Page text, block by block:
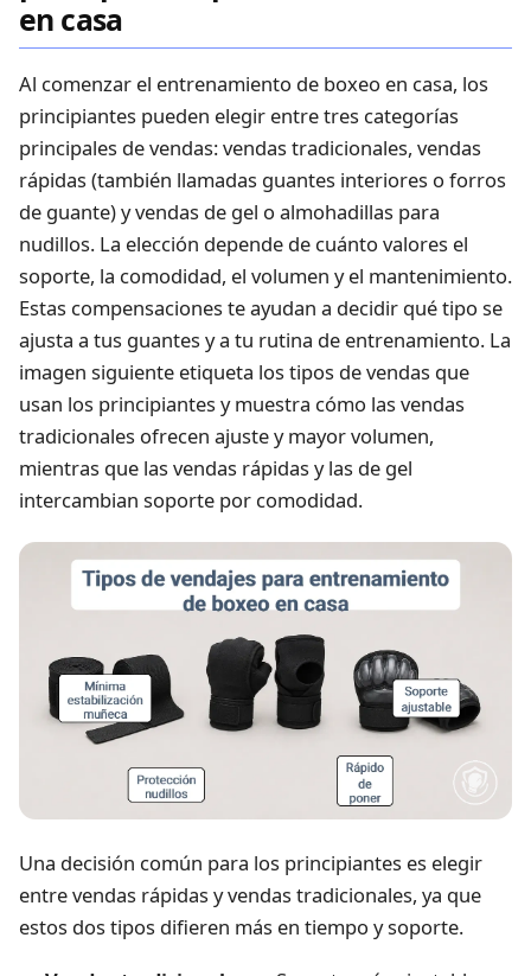
en casa
Al comenzar el entrenamiento de boxeo en casa, los
principiantes pueden elegir entre tres categorías
principales de vendas: vendas tradicionales, vendas
rápidas (también llamadas guantes interiores o forros
de guante) y vendas de gel o almohadillas para
nudillos. La elección depende de cuánto valores el
soporte, la comodidad, el volumen y el mantenimiento.
Estas compensaciones te ayudan a decidir qué tipo se
ajusta a tus guantes y a tu rutina de entrenamiento. La
imagen siguiente etiqueta los tipos de vendas que
usan los principiantes y muestra cómo las vendas
tradicionales ofrecen ajuste y mayor volumen,
mientras que las vendas rápidas y las de gel
intercambian soporte por comodidad.
Una decisión común para los principiantes es elegir
entre vendas rápidas y vendas tradicionales, ya que
estos dos tipos difieren más en tiempo y soporte.